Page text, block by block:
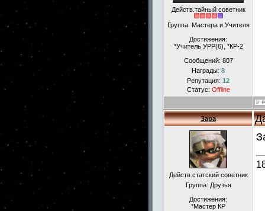
Действ.тайный советник
Группа: Мастера и Учителя
Достижения:
*Учитель УРР(6), *КР-2
Сообщений: 807
Награды: 8
Репутация: 12
Статус: Offline
Зара
Действ.статский советник
Группа: Друзья
Достижения:
*Мастер КР